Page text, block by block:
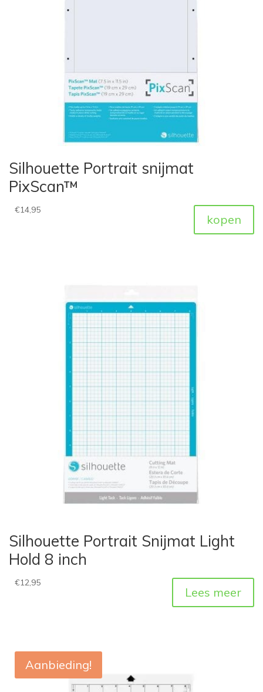
Silhouette Portrait snijmat
PixScan™
€14,95
kopen
Silhouette Portrait Snijmat Light
Hold 8 inch
€12,95
Lees meer
Aanbieding!